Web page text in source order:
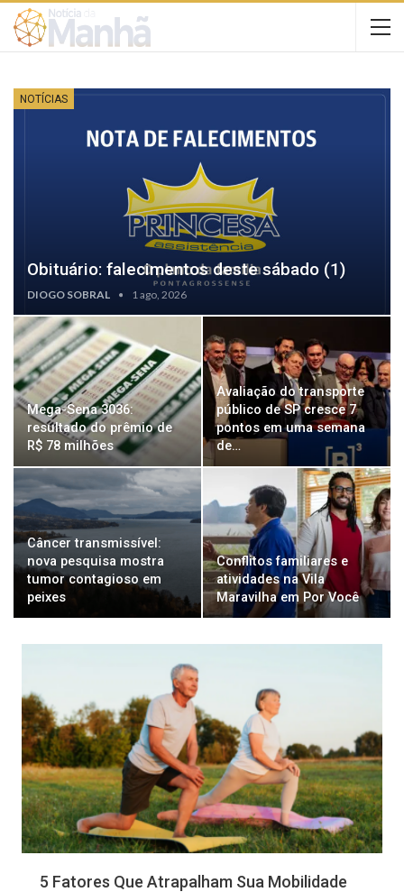
NOTÍCIAS
Obituário: falecimentos deste sábado (1)
DIOGO SOBRAL 1 ago, 2026
Mega-Sena 3036:
resultado do prêmio de
R$ 78 milhões
Avaliação do transporte
público de SP cresce 7
pontos em uma semana
de…
Câncer transmissível:
nova pesquisa mostra
tumor contagioso em
peixes
Conflitos familiares e
atividades na Vila
Maravilha em Por Você
5 Fatores Que Atrapalham Sua Mobilidade